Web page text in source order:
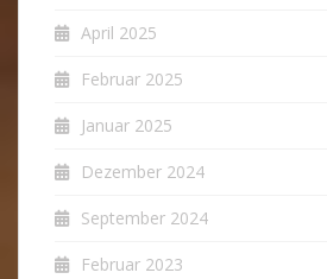
April 2025
Februar 2025
Januar 2025
Dezember 2024
September 2024
Februar 2023